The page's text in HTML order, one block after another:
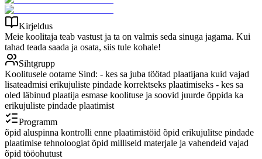
Kirjeldus
Meie koolitaja teab vastust ja ta on valmis seda sinuga jagama. Kui
tahad teada saada ja osata, siis tule kohale!
Sihtgrupp
Koolitusele ootame Sind: - kes sa juba töötad plaatijana kuid vajad
lisateadmisi erikujuliste pindade korrektseks plaatimiseks - kes sa
oled läbinud plaatija esmase koolituse ja soovid juurde õppida ka
erikujuliste pindade plaatimist
Programm
õpid aluspinna kontrolli enne plaatimistöid õpid erikujulitse pindade
plaatimise tehnoloogiat õpid milliseid materjale ja vahendeid vajad
õpid tööohutust